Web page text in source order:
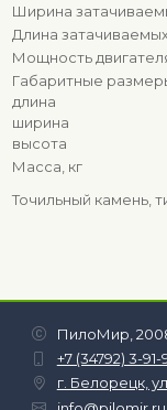
Ширина
Длина
Мощность
Габаритные
длина
ширина
высота
Масса, кг
Точильный камень,
ПилоМир,
+7 (34792) 3-91-
г. Белорецк,